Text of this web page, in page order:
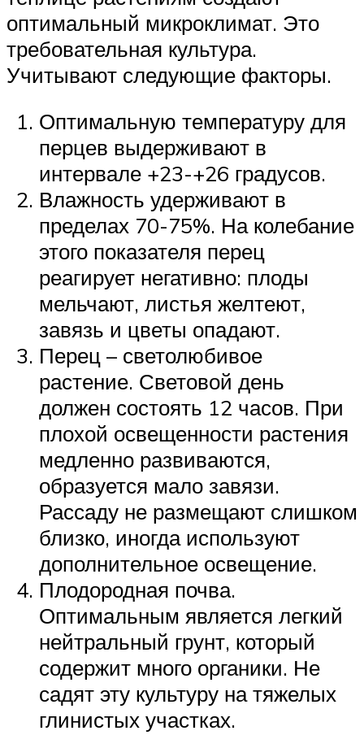
оптимальный микроклимат. Это
требовательная культура.
Учитывают следующие факторы.
Оптимальную температуру для
перцев выдерживают в
интервале +23-+26 градусов.
Влажность удерживают в
пределах 70-75%. На колебание
этого показателя перец
реагирует негативно: плоды
мельчают, листья желтеют,
завязь и цветы опадают.
Перец – светолюбивое
растение. Световой день
должен состоять 12 часов. При
плохой освещенности растения
медленно развиваются,
образуется мало завязи.
Рассаду не размещают слишком
близко, иногда используют
дополнительное освещение.
Плодородная почва.
Оптимальным является легкий
нейтральный грунт, который
содержит много органики. Не
садят эту культуру на тяжелых
глинистых участках.